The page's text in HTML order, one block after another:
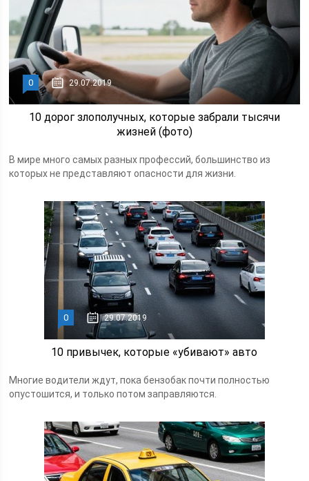
0 29.07.2019
10 дорог злополучных, которые забрали тысячи
жизней (фото)
В мире много самых разных профессий, большинство из
которых не представляют опасности для жизни.
0 29.07.2019
10 привычек, которые «убивают» авто
Многие водители ждут, пока бензобак почти полностью
опустошится, и только потом заправляются.